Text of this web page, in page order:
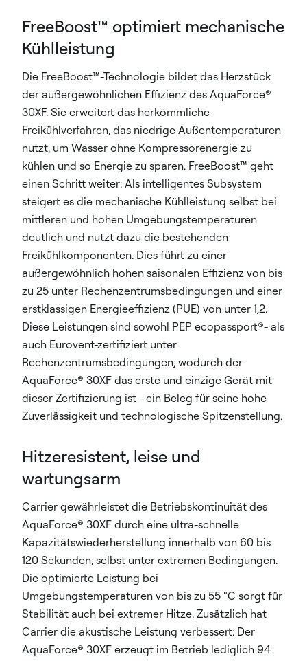
FreeBoost™ optimiert mechanische
Kühlleistung
Die FreeBoost™-Technologie bildet das Herzstück
der außergewöhnlichen Effizienz des AquaForce®
30XF. Sie erweitert das herkömmliche
Freikühlverfahren, das niedrige Außentemperaturen
nutzt, um Wasser ohne Kompressorenergie zu
kühlen und so Energie zu sparen. FreeBoost™ geht
einen Schritt weiter: Als intelligentes Subsystem
steigert es die mechanische Kühlleistung selbst bei
mittleren und hohen Umgebungstemperaturen
deutlich und nutzt dazu die bestehenden
Freikühlkomponenten. Dies führt zu einer
außergewöhnlich hohen saisonalen Effizienz von bis
zu 25 unter Rechenzentrumsbedingungen und einer
erstklassigen Energieeffizienz (PUE) von unter 1,2.
Diese Leistungen sind sowohl PEP ecopassport®- als
auch Eurovent-zertifiziert unter
Rechenzentrumsbedingungen, wodurch der
AquaForce® 30XF das erste und einzige Gerät mit
dieser Zertifizierung ist - ein Beleg für seine hohe
Zuverlässigkeit und technologische Spitzenstellung.
Hitzeresistent, leise und
wartungsarm
Carrier gewährleistet die Betriebskontinuität des
AquaForce® 30XF durch eine ultra-schnelle
Kapazitätswiederherstellung innerhalb von 60 bis
120 Sekunden, selbst unter extremen Bedingungen.
Die optimierte Leistung bei
Umgebungstemperaturen von bis zu 55 °C sorgt für
Stabilität auch bei extremer Hitze. Zusätzlich hat
Carrier die akustische Leistung verbessert: Der
AquaForce® 30XF erzeugt im Betrieb lediglich 94